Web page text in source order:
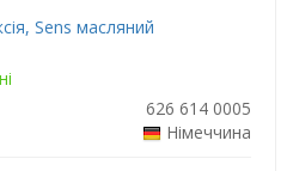
Sens масляний
626 614 0005
Німеччина